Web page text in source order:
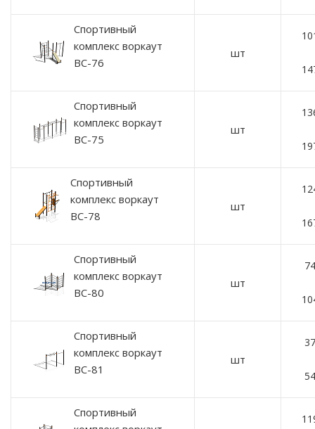
Спортивный
комплекс воркаут
ВС-76
шт
Спортивный
комплекс воркаут
ВС-75
шт
Спортивный
комплекс воркаут
ВС-78
шт
Спортивный
комплекс воркаут
ВС-80
шт
Спортивный
комплекс воркаут
ВС-81
шт
Спортивный